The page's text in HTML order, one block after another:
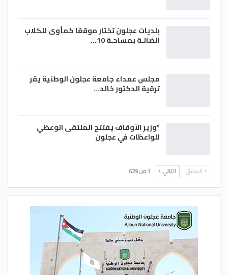
بلديات عجلون تختار موقعًا كمأوى للكلاب
الضالـة بمساحـة 10…
مجلس عمداء جامعة عجلون الوطنية يقر
ترقية الدكتور خالد…
*وزير الأوقاف يفتتح الملتقى الوعظي
للواعظات في عجلون
السابق التالي 1 من 629